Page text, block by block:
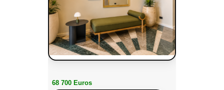
68 700 Euros